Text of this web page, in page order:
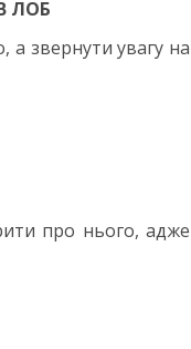
ЛОБ
звернути увагу на
про нього, адже